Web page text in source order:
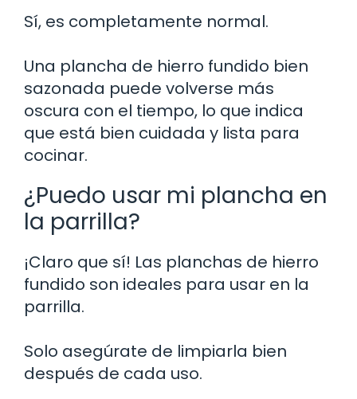
Sí, es completamente normal.
Una plancha de hierro fundido bien
sazonada puede volverse más
oscura con el tiempo, lo que indica
que está bien cuidada y lista para
cocinar.
¿Puedo usar mi plancha en
la parrilla?
¡Claro que sí! Las planchas de hierro
fundido son ideales para usar en la
parrilla.
Solo asegúrate de limpiarla bien
después de cada uso.